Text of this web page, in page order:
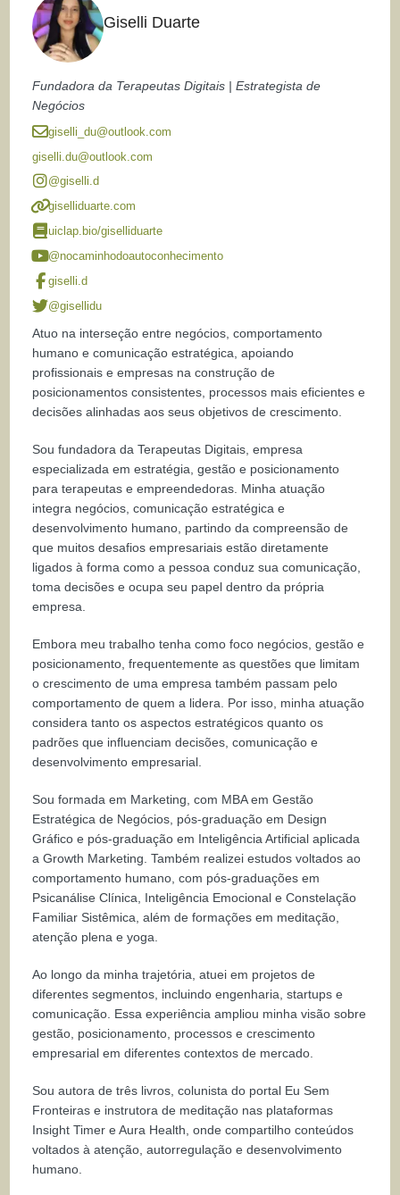
Giselli Duarte
Fundadora da Terapeutas Digitais | Estrategista de
Negócios
giselli_du@outlook.com
giselli.du@outlook.com
@giselli.d
giselliduarte.com
uiclap.bio/giselliduarte
@nocaminhodoautoconhecimento
giselli.d
@gisellidu
Atuo na interseção entre negócios, comportamento
humano e comunicação estratégica, apoiando
profissionais e empresas na construção de
posicionamentos consistentes, processos mais eficientes e
decisões alinhadas aos seus objetivos de crescimento.
Sou fundadora da Terapeutas Digitais, empresa
especializada em estratégia, gestão e posicionamento
para terapeutas e empreendedoras. Minha atuação
integra negócios, comunicação estratégica e
desenvolvimento humano, partindo da compreensão de
que muitos desafios empresariais estão diretamente
ligados à forma como a pessoa conduz sua comunicação,
toma decisões e ocupa seu papel dentro da própria
empresa.
Embora meu trabalho tenha como foco negócios, gestão e
posicionamento, frequentemente as questões que limitam
o crescimento de uma empresa também passam pelo
comportamento de quem a lidera. Por isso, minha atuação
considera tanto os aspectos estratégicos quanto os
padrões que influenciam decisões, comunicação e
desenvolvimento empresarial.
Sou formada em Marketing, com MBA em Gestão
Estratégica de Negócios, pós-graduação em Design
Gráfico e pós-graduação em Inteligência Artificial aplicada
a Growth Marketing. Também realizei estudos voltados ao
comportamento humano, com pós-graduações em
Psicanálise Clínica, Inteligência Emocional e Constelação
Familiar Sistêmica, além de formações em meditação,
atenção plena e yoga.
Ao longo da minha trajetória, atuei em projetos de
diferentes segmentos, incluindo engenharia, startups e
comunicação. Essa experiência ampliou minha visão sobre
gestão, posicionamento, processos e crescimento
empresarial em diferentes contextos de mercado.
Sou autora de três livros, colunista do portal Eu Sem
Fronteiras e instrutora de meditação nas plataformas
Insight Timer e Aura Health, onde compartilho conteúdos
voltados à atenção, autorregulação e desenvolvimento
humano.